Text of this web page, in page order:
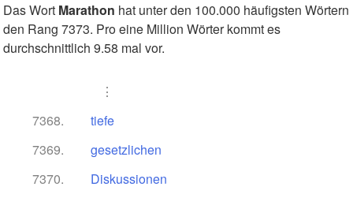
Das Wort Marathon hat unter den 100.000 häufigsten Wörtern
den Rang 7373. Pro eine Million Wörter kommt es
durchschnittlich 9.58 mal vor.
⋮
7368.
tiefe
7369.
gesetzlichen
7370.
Diskussionen